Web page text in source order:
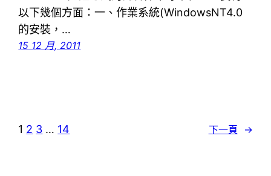
以下幾個方面：一、作業系統(WindowsNT4.0
的安裝，…
15 12 月, 2011
1 2 3 … 14 下一頁 →